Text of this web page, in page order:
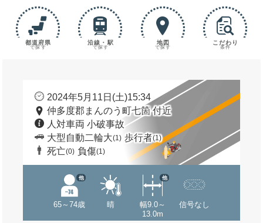
都道府県
で探す
沿線・駅
で探す
地図
で探す
こだわり
条件
2024年5月11日(土)15:34
仲多度郡まんのう町七箇 付近
人対車両 小破事故
大型自動二輪大(1) 歩行者(1)
死亡(0) 負傷(1)
65～74歳
他
晴
幅9.0～
13.0m
他
信号なし